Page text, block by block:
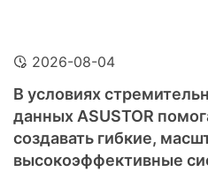
2026-08-04
В условиях
данных ASUSTOR
создавать гибкие,
высокоэффективные